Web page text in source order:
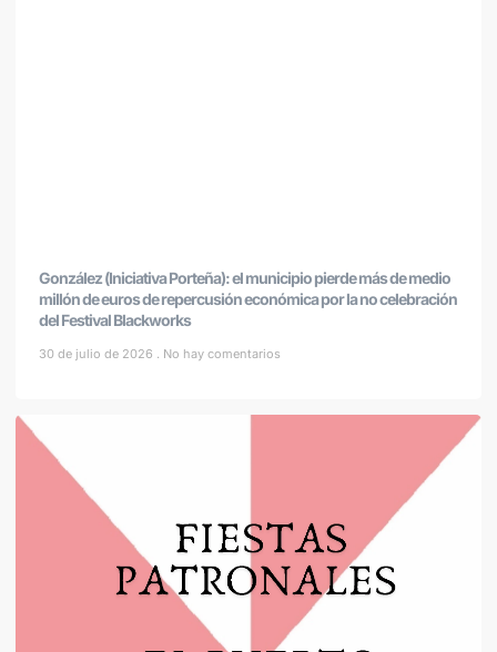
González (Iniciativa Porteña): el municipio pierde más de medio
millón de euros de repercusión económica por la no celebración
del Festival Blackworks
30 de julio de 2026 No hay comentarios